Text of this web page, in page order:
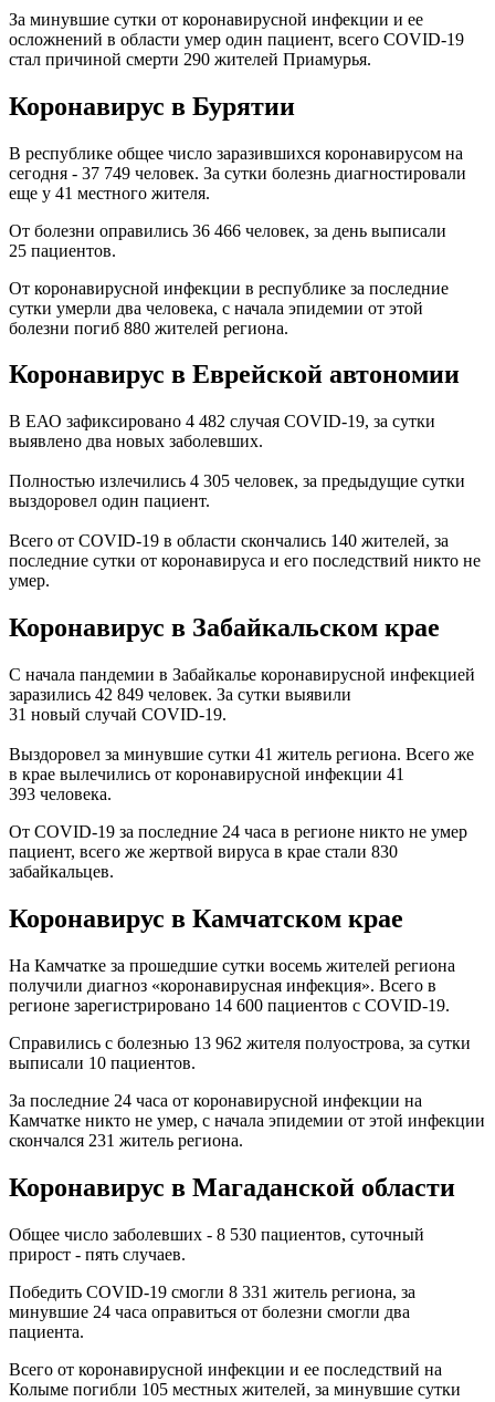
За минувшие сутки от коронавирусной инфекции и ее
осложнений в области умер один пациент, всего COVID-19
стал причиной смерти 290 жителей Приамурья.
Коронавирус в Бурятии
В республике общее число заразившихся коронавирусом на
сегодня - 37 749 человек. За сутки болезнь диагностировали
еще у 41 местного жителя.
От болезни оправились 36 466 человек, за день выписали
25 пациентов.
От коронавирусной инфекции в республике за последние
сутки умерли два человека, с начала эпидемии от этой
болезни погиб 880 жителей региона.
Коронавирус в Еврейской автономии
В ЕАО зафиксировано 4 482 случая COVID-19, за сутки
выявлено два новых заболевших.
Полностью излечились 4 305 человек, за предыдущие сутки
выздоровел один пациент.
Всего от COVID-19 в области скончались 140 жителей, за
последние сутки от коронавируса и его последствий никто не
умер.
Коронавирус в Забайкальском крае
C начала пандемии в Забайкалье коронавирусной инфекцией
заразились 42 849 человек. За сутки выявили
31 новый случай COVID-19.
Выздоровел за минувшие сутки 41 житель региона. Всего же
в крае вылечились от коронавирусной инфекции 41
393 человека.
От COVID-19 за последние 24 часа в регионе никто не умер
пациент, всего же жертвой вируса в крае стали 830
забайкальцев.
Коронавирус в Камчатском крае
На Камчатке за прошедшие сутки восемь жителей региона
получили диагноз «коронавирусная инфекция». Всего в
регионе зарегистрировано 14 600 пациентов с COVID-19.
Справились с болезнью 13 962 жителя полуострова, за сутки
выписали 10 пациентов.
За последние 24 часа от коронавирусной инфекции на
Камчатке никто не умер, с начала эпидемии от этой инфекции
скончался 231 житель региона.
Коронавирус в Магаданской области
Общее число заболевших - 8 530 пациентов, суточный
прирост - пять случаев.
Победить COVID-19 смогли 8 331 житель региона, за
минувшие 24 часа оправиться от болезни смогли два
пациента.
Всего от коронавирусной инфекции и ее последствий на
Колыме погибли 105 местных жителей, за минувшие сутки